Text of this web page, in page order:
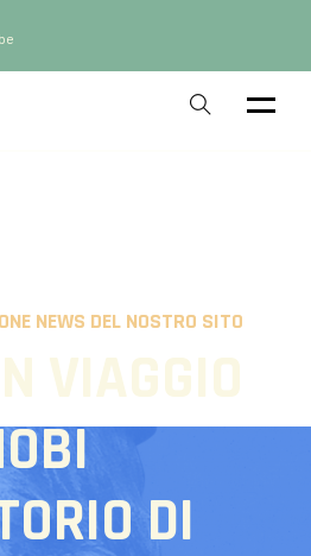
NEWS DEL NOSTRO SITO
VIAGGIO
DI